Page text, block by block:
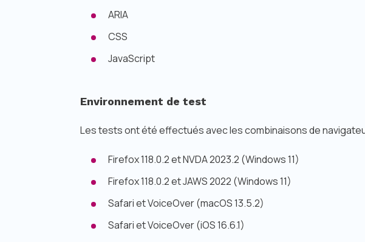
ARIA
CSS
JavaScript
Environnement de test
Les tests ont été effectués avec les combinaisons de
Firefox 118.0.2 et NVDA 2023.2 (Windows 11)
Firefox 118.0.2 et JAWS 2022 (Windows 11)
Safari et VoiceOver (macOS 13.5.2)
Safari et VoiceOver (iOS 16.6.1)